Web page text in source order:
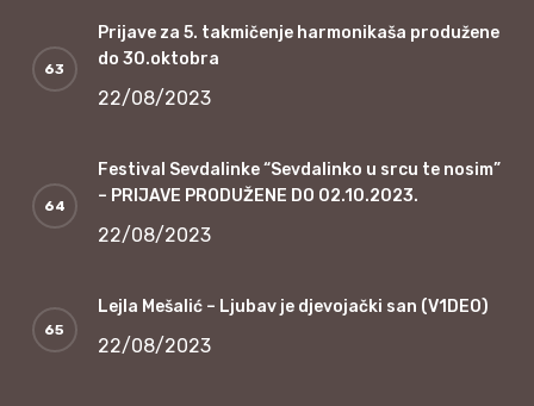
Prijave za 5. takmičenje harmonikaša produžene
do 30.oktobra
22/08/2023
Festival Sevdalinke “Sevdalinko u srcu te nosim”
– PRIJAVE PRODUŽENE DO 02.10.2023.
22/08/2023
Lejla Mešalić – Ljubav je djevojački san (V1DEO)
22/08/2023